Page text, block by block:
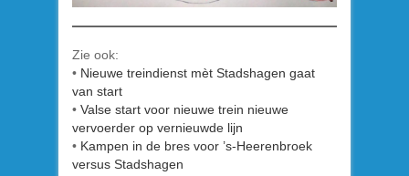
Zie ook:
• Nieuwe treindienst mèt Stadshagen gaat
van start
• Valse start voor nieuwe trein nieuwe
vervoerder op vernieuwde lijn
• Kampen in de bres voor ’s-Heerenbroek
versus Stadshagen